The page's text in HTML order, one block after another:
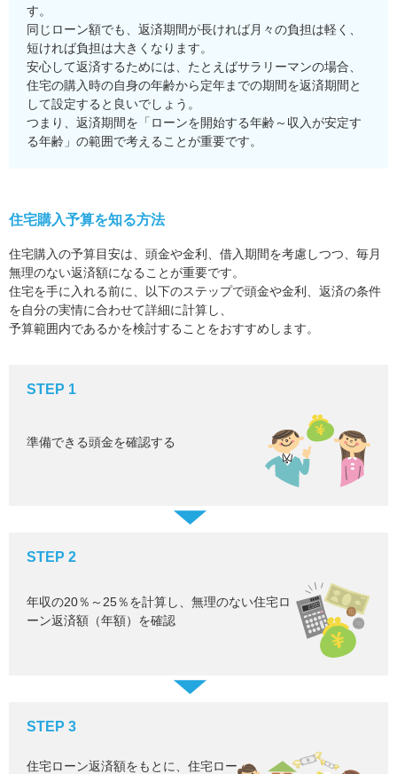
す。
同じローン額でも、返済期間が長ければ月々の負担は軽く、
短ければ負担は大きくなります。
安心して返済するためには、たとえばサラリーマンの場合、
住宅の購入時の自身の年齢から定年までの期間を返済期間と
して設定すると良いでしょう。
つまり、返済期間を「ローンを開始する年齢～収入が安定す
る年齢」の範囲で考えることが重要です。
住宅購入予算を知る方法
住宅購入の予算目安は、頭金や金利、借入期間を考慮しつつ、毎月
無理のない返済額になることが重要です。
住宅を手に入れる前に、以下のステップで頭金や金利、返済の条件
を自分の実情に合わせて詳細に計算し、
予算範囲内であるかを検討することをおすすめします。
STEP 1
準備できる頭金を確認する
STEP 2
年収の20％～25％を計算し、無理のない住宅ロ
ーン返済額（年額）を確認
STEP 3
住宅ローン返済額をもとに、住宅ロー